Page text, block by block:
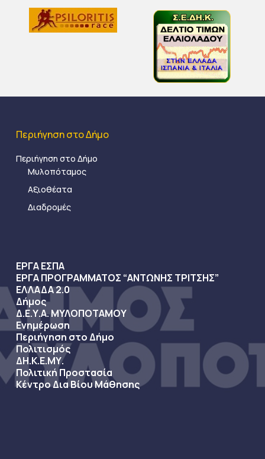
Περιήγηση στο Δήμο
Περιήγηση στο Δήμο
Μυλοπόταμος
Αξιοθέατα
Διαδρομές
ΕΡΓΑ ΕΣΠΑ
ΕΡΓΑ ΠΡΟΓΡΑΜΜΑΤΟΣ “ΑΝΤΩΝΗΣ ΤΡΙΤΣΗΣ”
ΕΛΛΑΔΑ 2.0
Δήμος
Δ.Ε.Υ.Α. ΜΥΛΟΠΟΤΑΜΟΥ
Ενημέρωση
Περιήγηση στο Δήμο
Πολιτισμός
ΔΗ.Κ.Ε.ΜΥ.
Πολιτική Προστασία
Κέντρο Δια Βίου Μάθησης